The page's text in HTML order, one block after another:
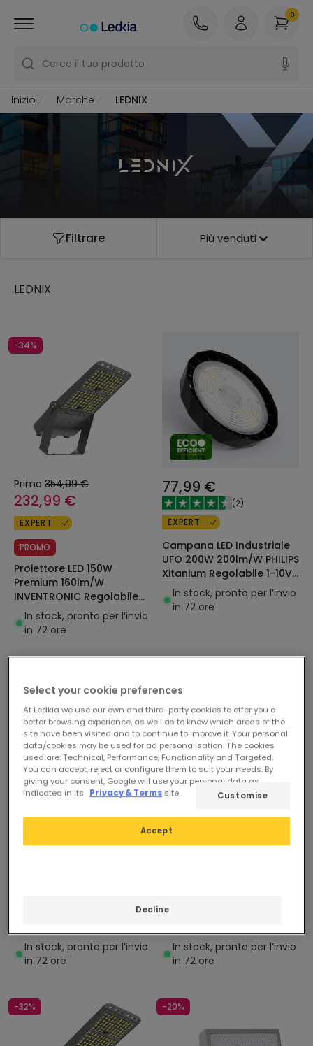
Cerca il tuo prodotto
0
Inizio Marche LEDNIX
Filtrare Più venduti
LEDNIX
-34%
Prima 354,99 €
232,99 €
EXPERT
PROMO
Proiettore LED 150W
Premium 160lm/W
INVENTRONIC Regolabile
LEDNIX
In stock, pronto per l’invio
in 72 ore
77,99 €
(2)
EXPERT
Campana LED Industriale
UFO 200W 200lm/W PHILIPS
Xitanium Regolabile 1-10V
LEDNIX HBM
In stock, pronto per l’invio
in 72 ore
Prima 265,99 €
LEDNIX
In stock, pronto per l’invio
in 72 ore
Prima 498,99 €
332,99 €
Premium 160lm/W MEAN
In stock, pronto per l’invio
in 72 ore
-32% -20%
Select your cookie preferences
At Ledkia we use our own and third-party cookies to offer you a
better browsing experience, as well as to know which areas of the
site have been visited and to continue to improve it. Your personal
data/cookies may be used for ad personalisation. The cookies
used are: Technical, Performance, Functionality and Targeted.
You can accept, reject or configure them to suit your needs. By
giving your consent, Google will use your personal data as
indicated in its
Privacy & Terms site.
Decline
Accept
Customise